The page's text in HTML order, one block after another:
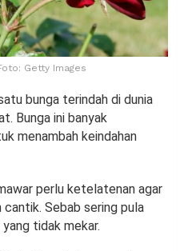
Getty Images
bunga terindah di dunia
Bunga ini banyak
menambah keindahan
perlu ketelatenan agar
cantik. Sebab sering pula
tidak mekar.